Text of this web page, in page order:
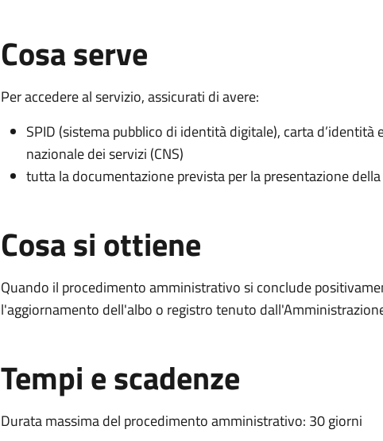
Cosa serve
Per accedere al servizio, assicurati di avere:
SPID (sistema pubblico di identità digitale), carta d’identità
nazionale dei servizi (CNS)
tutta la documentazione prevista per la presentazione
Cosa si ottiene
Quando il procedimento amministrativo si conclude
l'aggiornamento dell'albo o registro tenuto
Tempi e scadenze
Durata massima del procedimento amministrativo: 30 giorni